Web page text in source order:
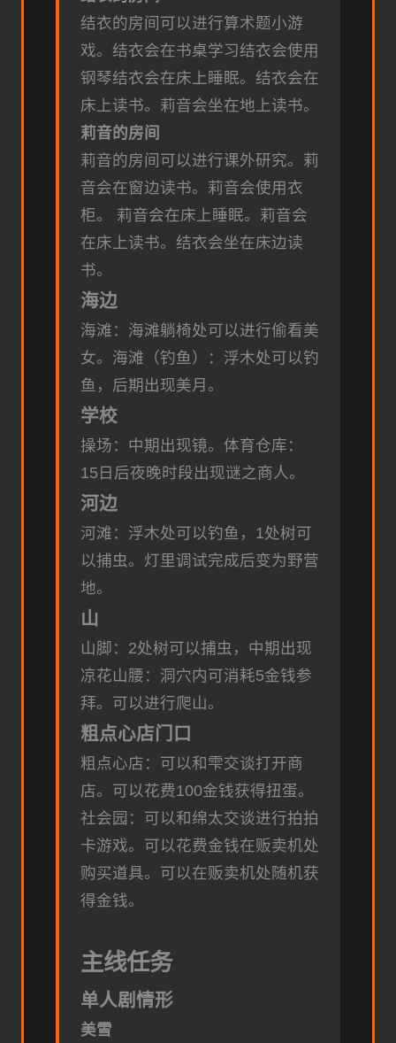
结衣的房间可以进行算术题小游
戏。 结衣会在书桌学习结衣会使用
钢琴结衣会在床上睡眠。 结衣会在
床上读书。 莉音会坐在地上读书。
莉音的房间
莉音的房间可以进行课外研究。 莉
音会在窗边读书。 莉音会使用衣
柜。
莉音会在床上睡眠。 莉音会
在床上读书。 结衣会坐在床边读
书。
海边
海滩：海滩躺椅处可以进行偷看美
女。 海滩（钓鱼）：浮木处可以钓
鱼，后期出现美月。
学校
操场：中期出现镜。 体育仓库：
15日后夜晚时段出现谜之商人。
河边
河滩：浮木处可以钓鱼，1处树可
以捕虫。灯里调试完成后变为野营
地。
山
山脚：2处树可以捕虫，中期出现
凉花山腰：洞穴内可消耗5金钱参
拜。可以进行爬山。
粗点心店门口
粗点心店：可以和雫交谈打开商
店。可以花费100金钱获得扭蛋。
社会园：可以和绵太交谈进行拍拍
卡游戏。可以花费金钱在贩卖机处
购买道具。可以在贩卖机处随机获
得金钱。
主线任务
单人剧情形
美雪